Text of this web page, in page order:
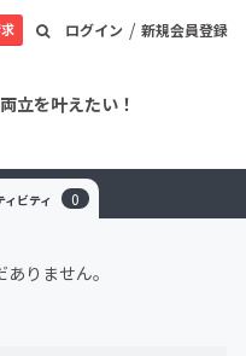
ログイン / 新規会員登録
立を叶えたい！
ィビティ 0
りません。